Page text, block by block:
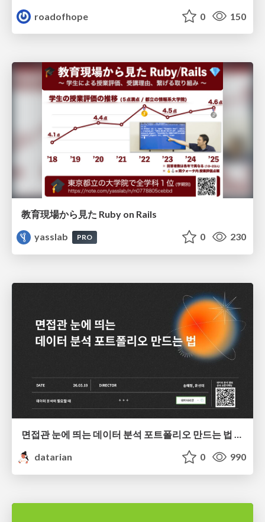
roadofhope
0 150
教育現場から見た Ruby on Rails
yasslab
PRO 0 230
면접관 눈에 띄는 데이터 분석 포트폴리오 만드는 법 | 2026년 5월 세미나
datarian
0 990